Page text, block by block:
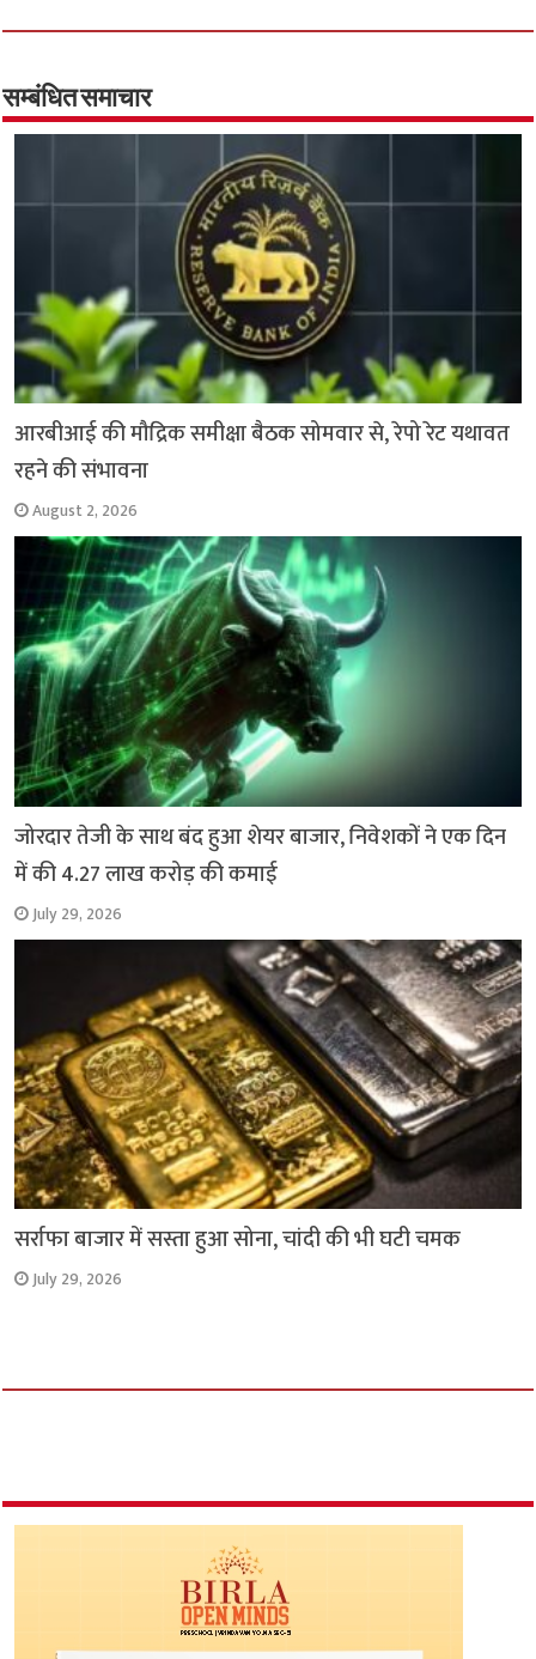
b
o
o
k
tt
er
at
p
p
ar
सम्बंधित समाचार
आरबीआई की मौद्रिक समीक्षा बैठक सोमवार से, रेपो रेट यथावत
रहने की संभावना
August 2, 2026
जोरदार तेजी के साथ बंद हुआ शेयर बाजार, निवेशकों ने एक दिन
में की 4.27 लाख करोड़ की कमाई
July 29, 2026
सर्राफा बाजार में सस्ता हुआ सोना, चांदी की भी घटी चमक
July 29, 2026